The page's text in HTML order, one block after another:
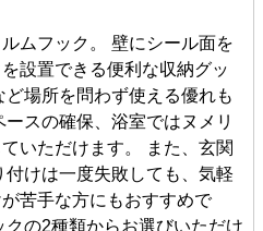
ムフック。 壁にシール面を
設置できる便利な収納グッ
場所を問わず使える優れも
スの確保、浴室ではヌメリ
いただけます。 また、玄関
けは一度失敗しても、気軽
苦手な方にもおすすめで
の2種類からお選びいただけ